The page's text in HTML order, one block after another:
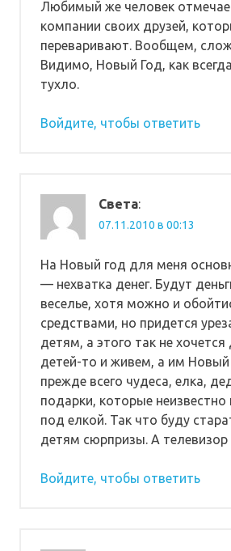
Любимый же человек
компании своих друзей,
переваривают. Вообщем,
Видимо, Новый Год, как
тухло.
Войдите, чтобы ответить
Света:
07.11.2010 в 00:13
На Новый год для меня
— нехватка денег. Будут
веселье, хотя можно и
средствами, но придется
детям, а этого так не
детей-то и живем, а им Новый
прежде всего чудеса, елка,
подарки, которые неизвестно
под елкой. Так что буду
детям сюрпризы. А
Войдите, чтобы ответить